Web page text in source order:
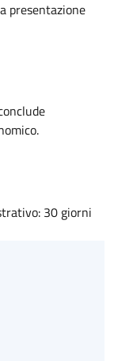
presentazione
30 giorni